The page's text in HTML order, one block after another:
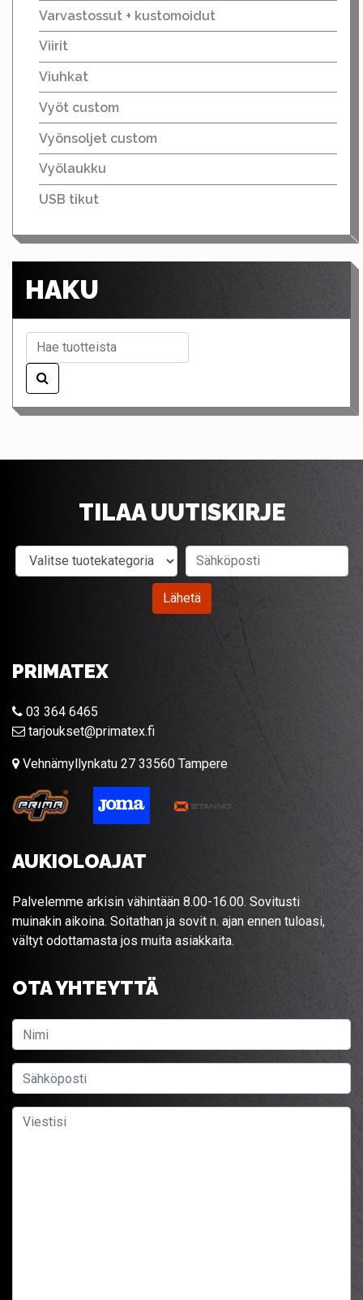
Varvastossut + kustomoidut
Viirit
Viuhkat
Vyöt custom
Vyönsoljet custom
Vyölaukku
USB tikut
HAKU
TILAA UUTISKIRJE
Valitse tuotekategoria
Lähetä
PRIMATEX
03 364 6465
tarjoukset@primatex.fi
Vehnämyllynkatu 27 33560 Tampere
AUKIOLOAJAT
Palvelemme arkisin vähintään 8.00-16.00. Sovitusti
muinakin aikoina. Soitathan ja sovit n. ajan ennen tuloasi,
vältyt odottamasta jos muita asiakkaita.
OTA YHTEYTTÄ